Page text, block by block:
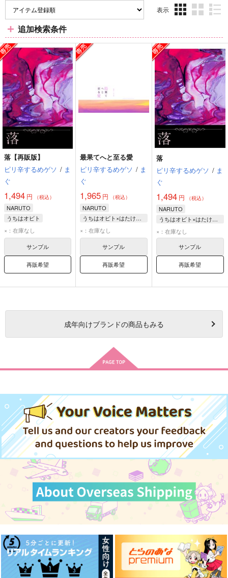
表示
ム
表
ム
表
示
ム
表
示
追加検索条件
落【再販版】
ピリ辛するめゲソ / ま
ぐ
1,494 円 （税込）
NARUTO
うちはオビト
はたけカカシ
×：在庫なし
サンプル
再販希望
最果てへと至る愛
ピリ辛するめゲソ / ま
ぐ
1,965 円 （税込）
NARUTO
うちはオビト×はたけカカシ
うちはオビト
はたけカカシ
×：在庫なし
サンプル
再販希望
落
ピリ辛するめゲソ / ま
ぐ
1,494円 （税込）
NARUTO
うちはオビト×はたけカカシ
はたけカカシ
うちはオビト
×：在庫なし
サンプル
再販希望
成年向けブランドの商品もみる